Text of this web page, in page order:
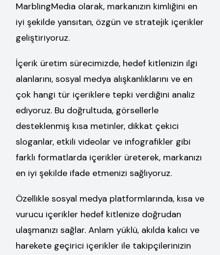
MarblingMedia olarak, markanızın kimliğini en
iyi şekilde yansıtan, özgün ve stratejik içerikler
geliştiriyoruz.
İçerik üretim sürecimizde, hedef kitlenizin ilgi
alanlarını, sosyal medya alışkanlıklarını ve en
çok hangi tür içeriklere tepki verdiğini analiz
ediyoruz. Bu doğrultuda, görsellerle
desteklenmiş kısa metinler, dikkat çekici
sloganlar, etkili videolar ve infografikler gibi
farklı formatlarda içerikler üreterek, markanızı
en iyi şekilde ifade etmenizi sağlıyoruz.
Özellikle sosyal medya platformlarında, kısa ve
vurucu içerikler hedef kitlenize doğrudan
ulaşmanızı sağlar. Anlam yüklü, akılda kalıcı ve
harekete geçirici içerikler ile takipçilerinizin